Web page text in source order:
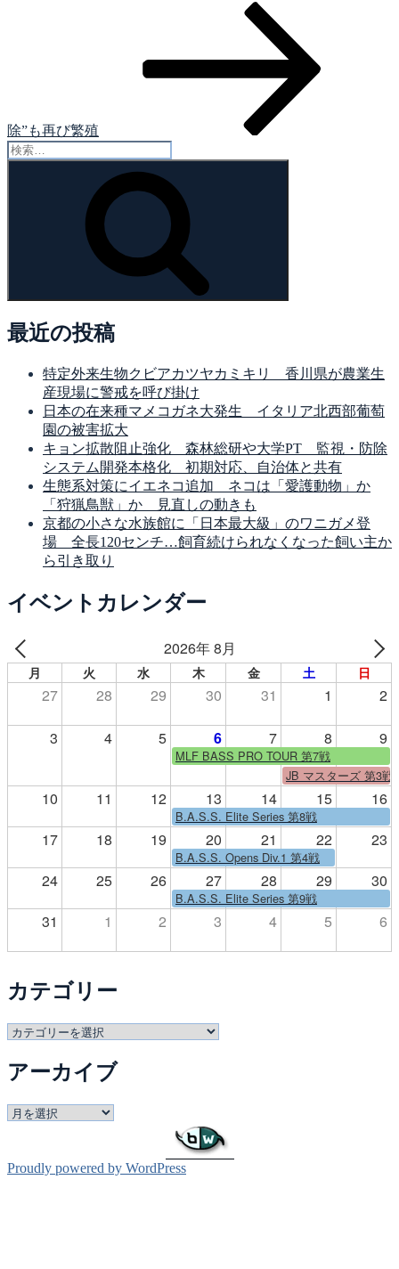
除”も再び繁殖
検
最近の投稿
特定外来生物クビアカツヤカミキリ 香川県が農業生
産現場に警戒を呼び掛け
日本の在来種マメコガネ大発生 イタリア北西部葡萄
園の被害拡大
キョン拡散阻止強化 森林総研や大学PT 監視・防除
システム開発本格化 初期対応、自治体と共有
生態系対策にイエネコ追加 ネコは「愛護動物」か
「狩猟鳥獣」か 見直しの動きも
京都の小さな水族館に「日本最大級」のワニガメ登
場 全長120センチ…飼育続けられなくなった飼い主か
ら引き取り
イベントカレンダー
2026年 8月
月 火 水 木 金 土 日
27 28 29 30 31 1 2
3 4 5 6 7 8 9
MLF BASS PRO TOUR 第7戦
JB マスターズ 第3戦
10 11 12 13 14 15 16
B.A.S.S. Elite Series 第8戦
17 18 19 20 21 22 23
B.A.S.S. Opens Div.1 第4戦
24 25 26 27 28 29 30
B.A.S.S. Elite Series 第9戦
31 1 2 3 4 5 6
カテゴリー
カ
ゴ
ー
アーカイブ
ア
イ
Proudly powered by WordPress